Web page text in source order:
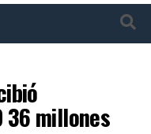
36 millones